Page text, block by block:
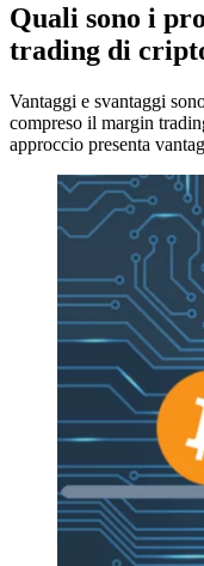
Quali sono i
trading di
Vantaggi e svantaggi
compreso il margin
approccio presenta